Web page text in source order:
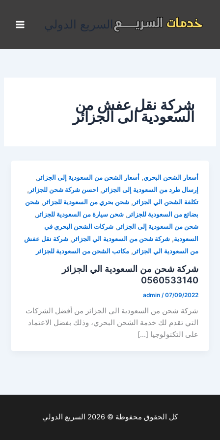
المحتوى
السريع الدولي
شركة نقل عفش من
السعودية الى الجزائر
أسعار الشحن البحري,أسعار الشحن من السعودية إلى الجزائر ,
إرسال طرد من السعودية إلى الجزائر , احسن شركة شحن للجزائر ,
تكلفة الشحن الي الجزائر ,شحن بحري من السعودية للجزائر ,شحن
بضائع من السعودية للجزائر ,شحن سيارة من السعودية للجزائر ,
شحن من السعودية إلى الجزائر ,شركات الشحن البحري في
السعودية,شركة شحن من السعودية الي الجزائر ,شركة نقل عفش
من السعودية الي الجزائر ,مكاتب الشحن من السعودية للجزائر
شركة شحن من السعودية الي الجزائر
0560533140
admin /07/09/2022
شركة شحن من السعودية الي الجزائر من أفضل الشركات
التي تقدم لك خدمة الشحن البحري، وذلك بفضل الاعتماد
على التكنولوجيا […]
كل الحقوق محفوظة © 2026 السريع الدولي